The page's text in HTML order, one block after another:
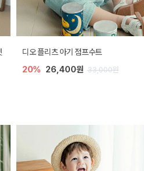
디오 플리츠 아기 점프수트
20% 26,400원 33,000원